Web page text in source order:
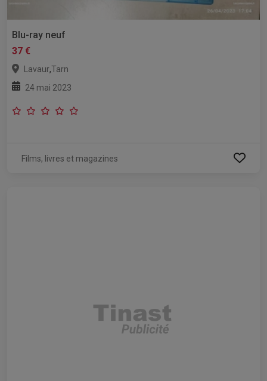
Blu-ray neuf
37 €
Lavaur,Tarn
24 mai 2023
Films, livres et magazines